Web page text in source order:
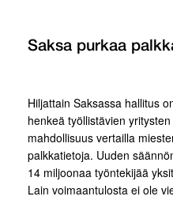
Saksa purkaa
Hiljattain Saksassa hallitus
henkeä työllistävien
mahdollisuus vertailla
palkkatietoja. Uuden
14 miljoonaa työntekijää
Lain voimaantulosta ei ole